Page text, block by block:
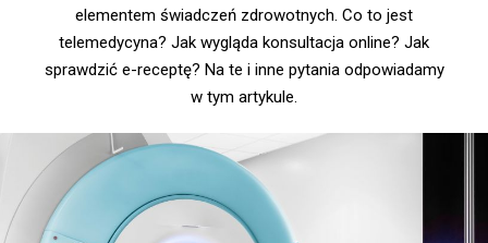
elementem świadczeń zdrowotnych. Co to jest
telemedycyna? Jak wygląda konsultacja online? Jak
sprawdzić e-receptę? Na te i inne pytania odpowiadamy
w tym artykule.